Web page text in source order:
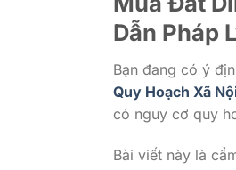
Dẫn Pháp
Bạn đang có ý
Quy Hoạch Xã
có nguy cơ quy
Bài viết này là